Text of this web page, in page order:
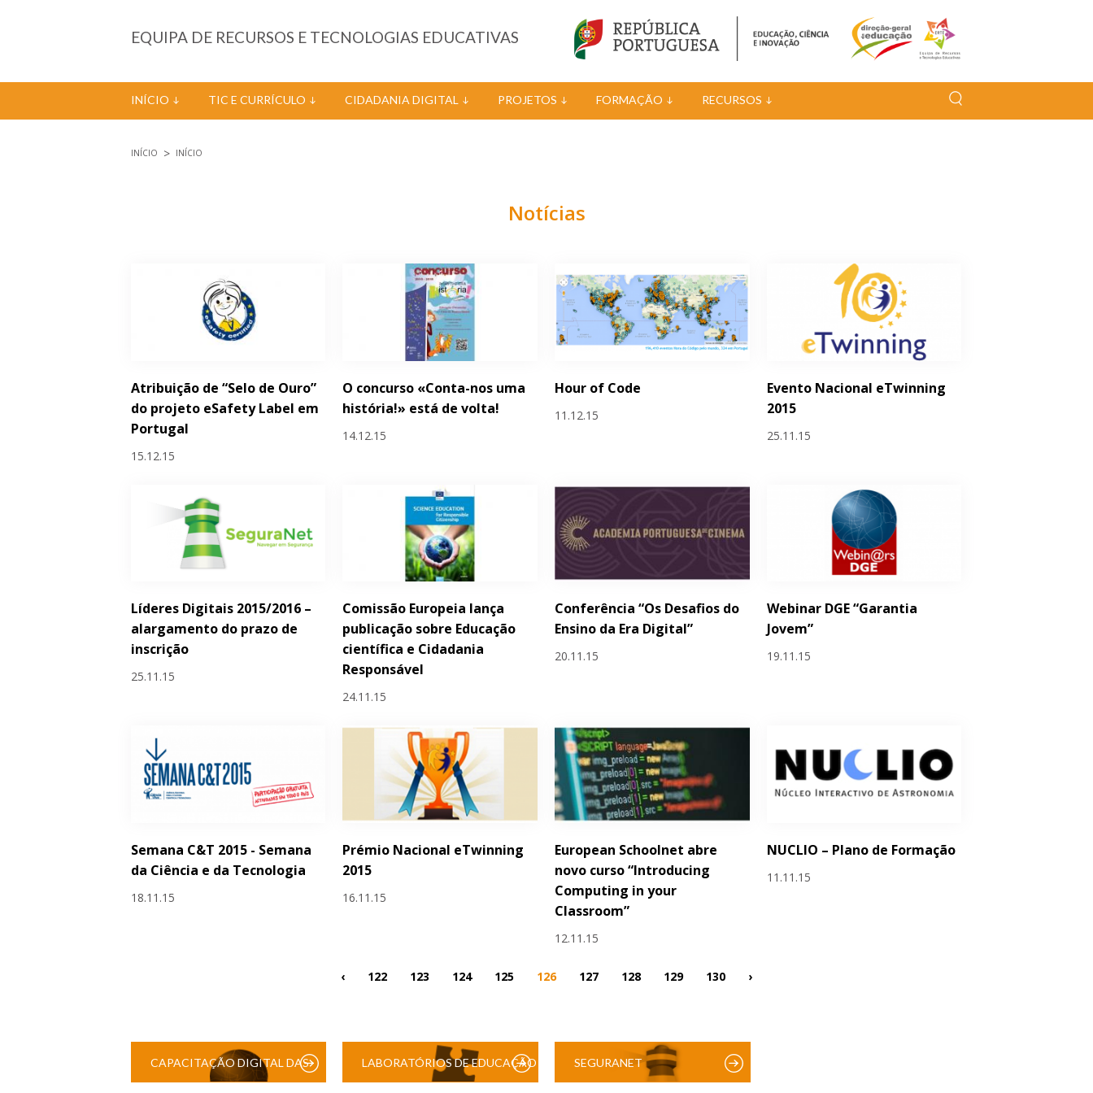
EQUIPA DE RECURSOS E TECNOLOGIAS EDUCATIVAS
INÍCIO TIC E CURRÍCULO CIDADANIA DIGITAL PROJETOS FORMAÇÃO RECURSOS
INÍCIO INÍCIO
Notícias
Atribuição de “Selo de Ouro”
do projeto eSafety Label em
Portugal
15.12.15
O concurso «Conta-nos uma
história!» está de volta!
14.12.15
Hour of Code
11.12.15
Evento Nacional eTwinning
2015
25.11.15
Líderes Digitais 2015/2016 –
alargamento do prazo de
inscrição
25.11.15
Comissão Europeia lança
publicação sobre Educação
científica e Cidadania
Responsável
24.11.15
Conferência “Os Desafios do
Ensino da Era Digital”
20.11.15
Webinar DGE “Garantia
Jovem”
19.11.15
Semana C&T 2015 - Semana
da Ciência e da Tecnologia
18.11.15
Prémio Nacional eTwinning
2015
16.11.15
European Schoolnet abre
novo curso “Introducing
Computing in your
Classroom”
12.11.15
NUCLIO – Plano de Formação
11.11.15
Páginas
‹ 122 123 124 125 126 127 128 129 130 ›
CAPACITAÇÃO DIGITAL DAS LABORATÓRIOS DE EDUCAÇÃO SEGURANET